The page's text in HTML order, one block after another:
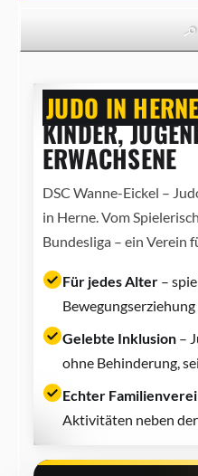
JUDO IN HERNE
KINDER,
ERWACHSENE
DSC Wanne-Eickel –
in Herne. Vom
Bundesliga – ein Verein
Für jedes Alter–
Gelebte Inklusion–
ohne Behinderung,
Echter
Aktivitäten neben